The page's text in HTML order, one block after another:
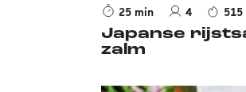
25 min 4 515
Japanse
zalm